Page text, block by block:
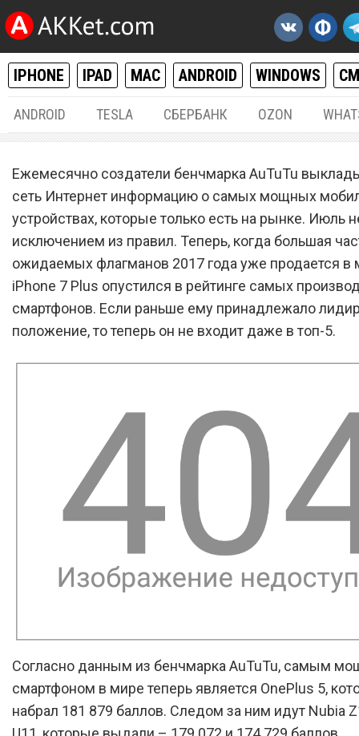
IPHONE IPAD MAC ANDROID WINDOWS
ANDROID TESLA СБЕРБАНК OZON
Опустили: iPhone 7 Plus
не самый мощный
мире
Ежемесячно создатели бенчмарка AuTuTu
сеть Интернет информацию о самых мощных
устройствах, которые только есть на рынке. Июль
исключением из правил. Теперь, когда большая
ожидаемых флагманов 2017 года уже продается в
iPhone 7 Plus опустился в рейтинге самых
смартфонов. Если раньше ему принадлежало
положение, то теперь он не входит даже в топ-5.
Согласно данным из бенчмарка AuTuTu, самым
смартфоном в мире теперь является OnePlus 5,
набрал 181 879 баллов. Следом за ним идут Nubia